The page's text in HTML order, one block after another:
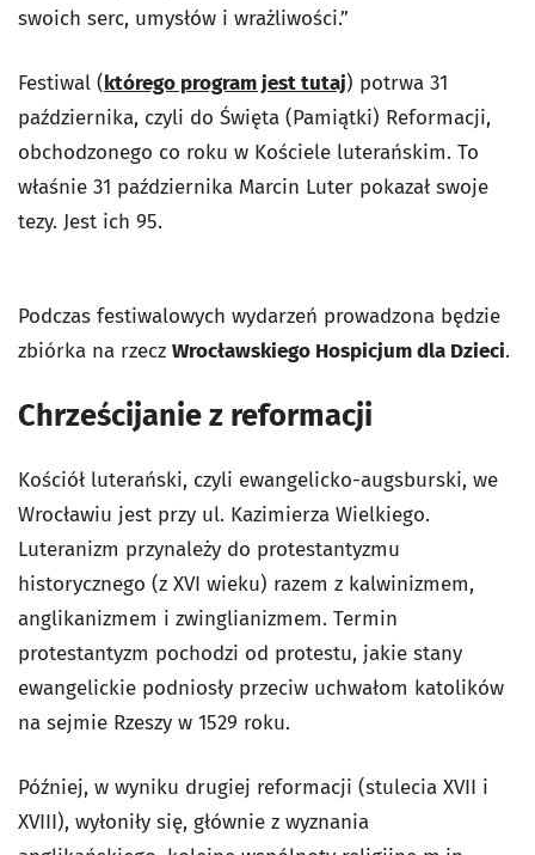
swoich serc, umysłów i wrażliwości.”
Festiwal (którego program jest tutaj) potrwa 31
października, czyli do Święta (Pamiątki) Reformacji,
obchodzonego co roku w Kościele luterańskim. To
właśnie 31 października Marcin Luter pokazał swoje
tezy. Jest ich 95.
Podczas festiwalowych wydarzeń prowadzona będzie
zbiórka na rzecz Wrocławskiego Hospicjum dla Dzieci.
Chrześcijanie z reformacji
Kościół luterański, czyli ewangelicko-augsburski, we
Wrocławiu jest przy ul. Kazimierza Wielkiego.
Luteranizm przynależy do protestantyzmu
historycznego (z XVI wieku) razem z kalwinizmem,
anglikanizmem i zwinglianizmem. Termin
protestantyzm pochodzi od protestu, jakie stany
ewangelickie podniosły przeciw uchwałom katolików
na sejmie Rzeszy w 1529 roku.
Później, w wyniku drugiej reformacji (stulecia XVII i
XVIII), wyłoniły się, głównie z wyznania